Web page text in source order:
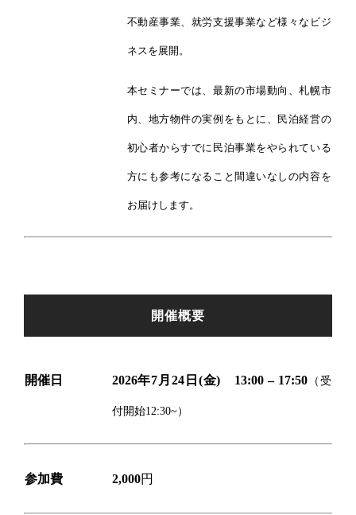
不動産事業、就労支援事業など様々なビジ
ネスを展開。
本セミナーでは、最新の市場動向、札幌市
内、地方物件の実例をもとに、民泊経営の
初心者からすでに民泊事業をやられている
方にも参考になること間違いなしの内容を
お届けします。
開催概要
開催日 2026年7月24日(金) 13:00 – 17:50（受
付開始12:30~）
参加費 2,000円